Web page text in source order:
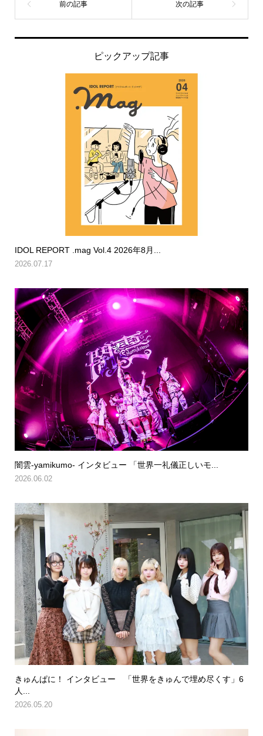
ピックアップ記事
IDOL REPORT .mag Vol.4 2026年8月...
2026.07.17
闇雲-yamikumo- インタビュー 「世界一礼儀正しいモ...
2026.06.02
きゅんぱに！ インタビュー 「世界をきゅんで埋め尽くす」6
人...
2026.05.20